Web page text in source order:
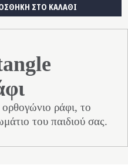
ΣΤΟ ΚΑΛΑΘΙ
ράφι, το
του παιδιού σας.